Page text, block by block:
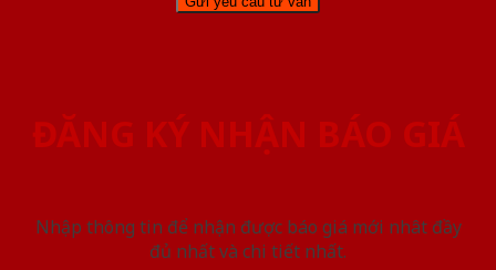
ĐĂNG KÝ NHẬN BÁO GIÁ
Nhập thông tin để nhận được báo giá mới nhât đầy
đủ nhất và chi tiết nhất.